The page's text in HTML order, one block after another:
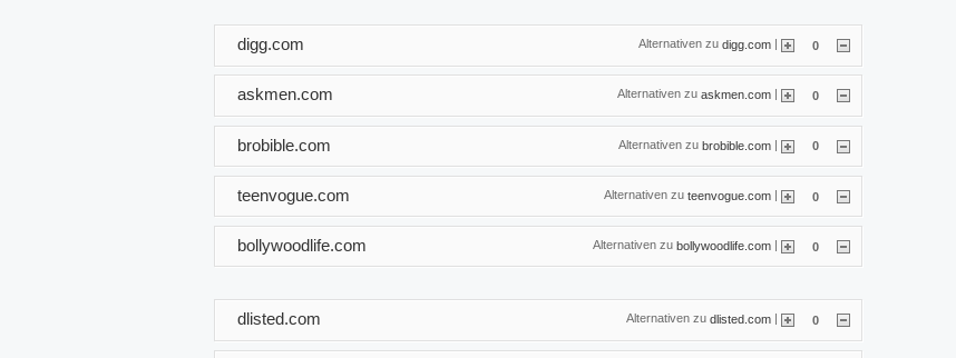
Alternativen zu digg.com | 0
digg.com
Alternativen zu askmen.com 0
askmen.com
Alternativen zu brobible.com | 0
brobible.com
Alternativen zu teenvogue.com | 0
teenvogue.com
Alternativen zu bollywoodlife.com | 0
bollywoodlife.com
Alternativen zu dlisted.com 0
dlisted.com